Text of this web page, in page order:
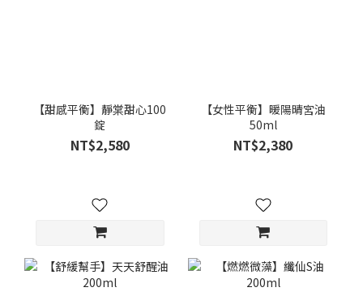
【甜感平衡】靜棠甜心100
錠
NT$2,580
【女性平衡】暖陽晴宮油
50ml
NT$2,380